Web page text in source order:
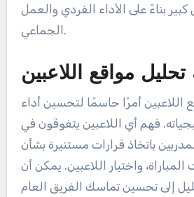
كبير بناءً على الأداء الفردي والعمل
الجماعي.
تحليل مواقع اللاعبين
اللاعبين أمرًا حاسمًا لتحسين أداء
فهم أي اللاعبين يتفوقون في
باتخاذ قرارات مستنيرة بشأن
المباراة، واختيار اللاعبين. يمكن أن
إلى تحسين تماسك الفريق العام